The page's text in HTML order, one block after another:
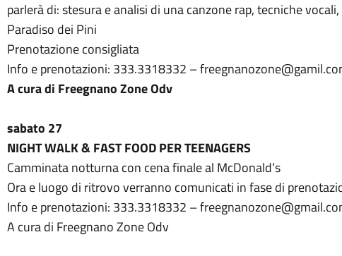
parlerà di: stesura e analisi di una canzone rap, tecniche
Paradiso dei Pini
Prenotazione consigliata
Info e prenotazioni: 333.3318332 –
A cura di Freegnano Zone Odv
sabato 27
NIGHT WALK & FAST FOOD PER TEENAGERS
Camminata notturna con cena finale al McDonald’s
Ora e luogo di ritrovo verranno comunicati in fase di
Info e prenotazioni: 333.3318332 –
A cura di Freegnano Zone Odv